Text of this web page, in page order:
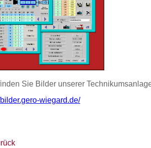
Sie Bilder unserer
wiegard.de/